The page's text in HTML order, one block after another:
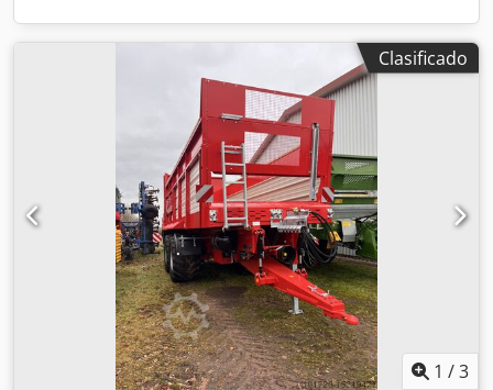
Clasificado
1 /3